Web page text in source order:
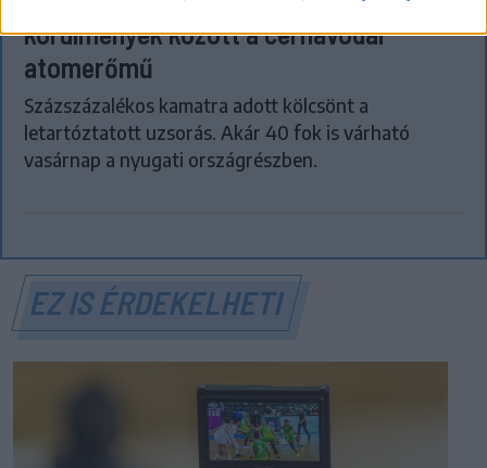
körülmények között a cernavodai
atomerőmű
Százszázalékos kamatra adott kölcsönt a
letartóztatott uzsorás. Akár 40 fok is várható
vasárnap a nyugati országrészben.
EZ IS ÉRDEKELHETI